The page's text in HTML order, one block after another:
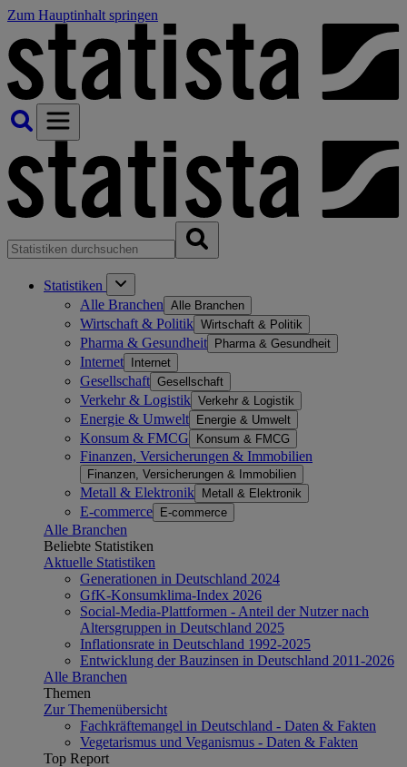
Zum Hauptinhalt springen
Statistiken
Alle Branchen Alle Branchen
Wirtschaft & Politik Wirtschaft & Politik
Pharma & Gesundheit Pharma & Gesundheit
Internet Internet
Gesellschaft Gesellschaft
Verkehr & Logistik Verkehr & Logistik
Energie & Umwelt Energie & Umwelt
Konsum & FMCG Konsum & FMCG
Finanzen, Versicherungen & Immobilien
Finanzen, Versicherungen & Immobilien
Metall & Elektronik Metall & Elektronik
E-commerce E-commerce
Alle Branchen
Beliebte Statistiken
Aktuelle Statistiken
Generationen in Deutschland 2024
GfK-Konsumklima-Index 2026
Social-Media-Plattformen - Anteil der Nutzer nach
Altersgruppen in Deutschland 2025
Inflationsrate in Deutschland 1992-2025
Entwicklung der Bauzinsen in Deutschland 2011-2026
Alle Branchen
Themen
Zur Themenübersicht
Fachkräftemangel in Deutschland - Daten & Fakten
Vegetarismus und Veganismus - Daten & Fakten
Top Report